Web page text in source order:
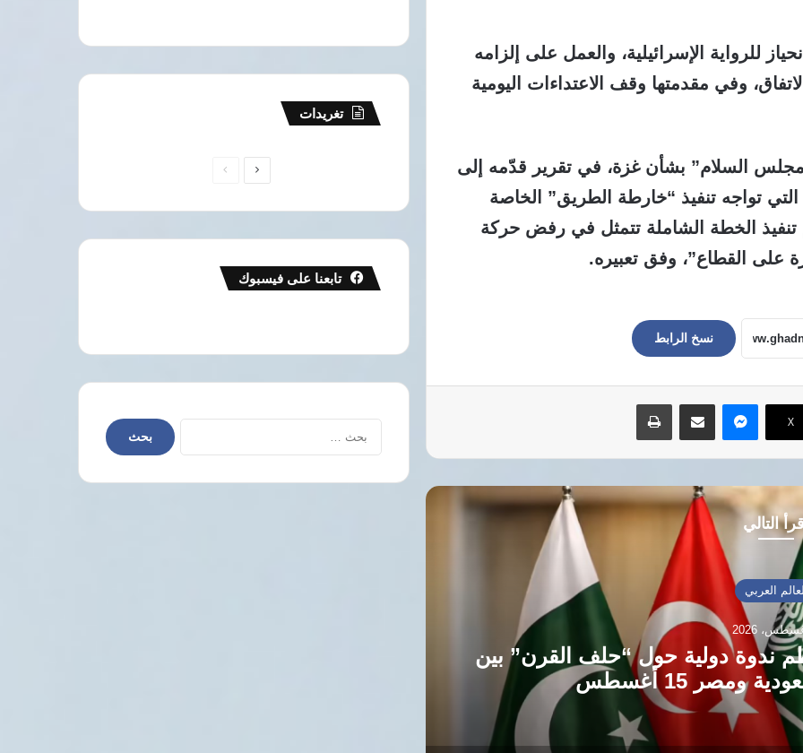
للرواية الإسرائيلية، والعمل على إلزامه
وفي مقدمتها وقف الاعتداءات اليومية
السلام” بشأن غزة، في تقرير قدّمه إلى
تواجه تنفيذ “خارطة الطريق” الخاصة
تنفيذ الخطة الشاملة تتمثل في رفض حركة
على القطاع”، وفق تعبيره.
نسخ الرابط
‫X
ماسنجر مشاركة عبر البريد طباعة
التالي
العالم العربي
صفرو بعد تضرر 120 هكتارًا
تغريدات
الصفحةالصفحة
تابعنا على فيسبوك
البحث
عن: